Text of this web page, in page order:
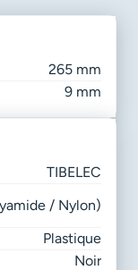
265 mm
9 mm
TIBELEC
/ Nylon)
Plastique
Noir